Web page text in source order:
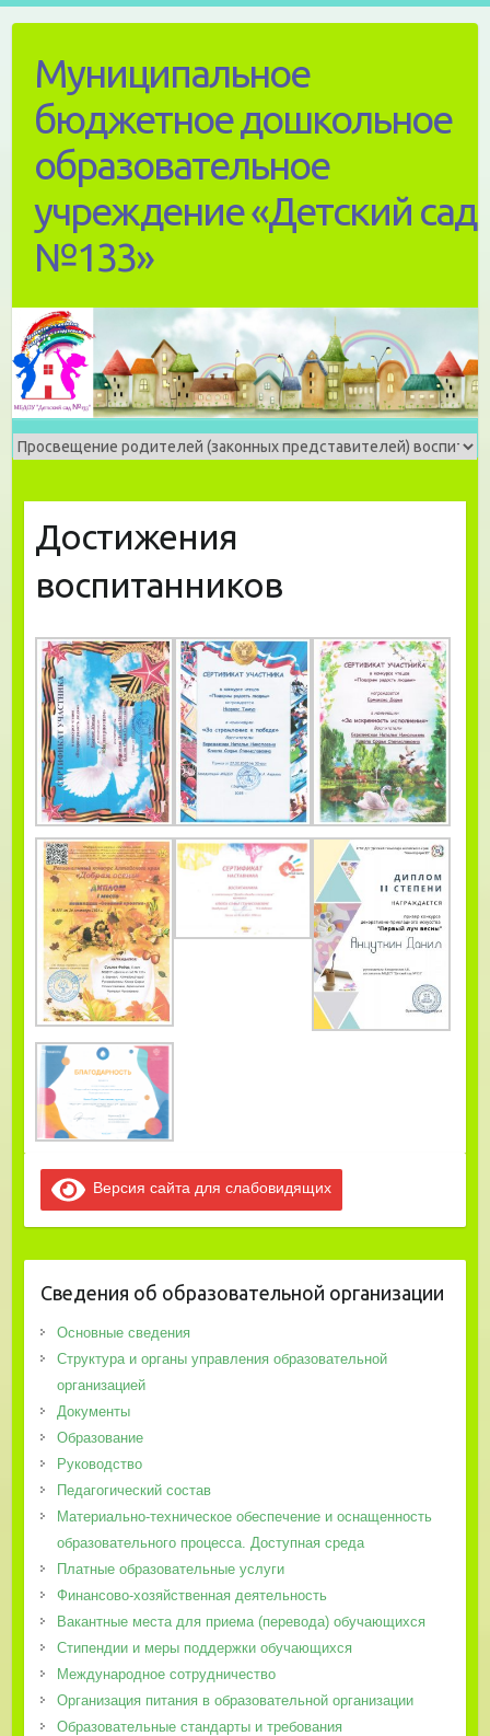
contentМуниципальное
бюджетное дошкольное
образовательное
учреждение «Детский сад
№133»
Достижения
воспитанников
Версия сайта для слабовидящих
Сведения об образовательной организации
Основные сведения
Структура и органы управления образовательной
организацией
Документы
Образование
Руководство
Педагогический состав
Материально-техническое обеспечение и оснащенность
образовательного процесса. Доступная среда
Платные образовательные услуги
Финансово-хозяйственная деятельность
Вакантные места для приема (перевода) обучающихся
Стипендии и меры поддержки обучающихся
Международное сотрудничество
Организация питания в образовательной организации
Образовательные стандарты и требования